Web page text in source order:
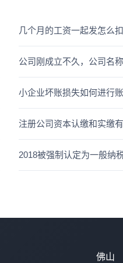
几个月的工资一起发怎么
公司刚成立不久，公司名
小企业坏账损失如何进行
注册公司资本认缴和实缴
2018被强制认定为一般纳
佛山